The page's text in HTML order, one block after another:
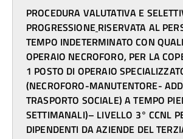
PROCEDURA VALUTATIVA E
PROGRESSIONE RISERVATA AL
TEMPO INDETERMINATO CON
OPERAIO NECROFORO, PER LA
1 POSTO DI OPERAIO
(NECROFORO-MANUTENTORE-
TRASPORTO SOCIALE) A TEMPO
SETTIMANALI)– LIVELLO 3° CCNL
DIPENDENTI DA AZIENDE DEL